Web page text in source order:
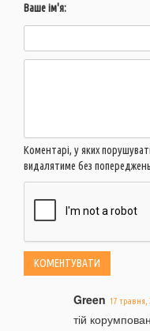
Ваше ім'я:
Коментарі, у яких
видалятиме без
Green 17 травня,
тій